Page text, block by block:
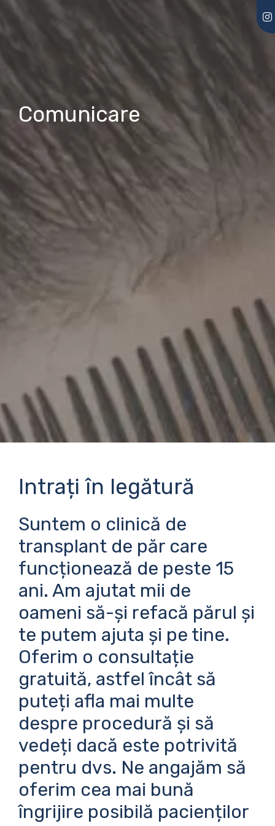
Comunicare
Intrați în legătură
Suntem o clinică de
transplant de păr care
funcționează de peste 15
ani. Am ajutat mii de
oameni să-și refacă părul și
te putem ajuta și pe tine.
Oferim o consultație
gratuită, astfel încât să
puteți afla mai multe
despre procedură și să
vedeți dacă este potrivită
pentru dvs. Ne angajăm să
oferim cea mai bună
îngrijire posibilă pacienților